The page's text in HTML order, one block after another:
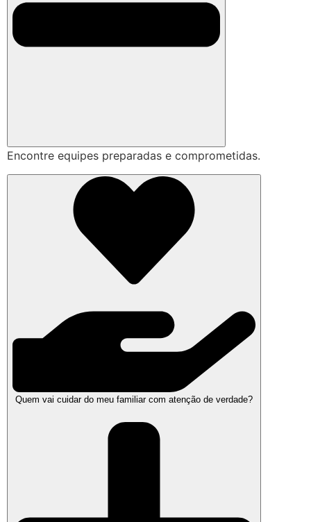
Encontre equipes preparadas e comprometidas.
Quem vai cuidar do meu familiar com atenção de verdade?